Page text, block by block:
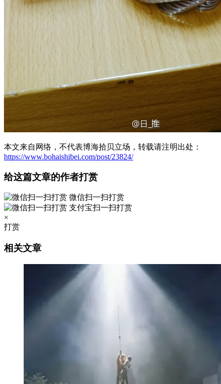
本文来自网络，不代表博海拾贝立场，转载请注明出处：
https://www.bohaishibei.com/post/23824/
给这篇文章的作者打赏
微信扫一扫打赏
支付宝扫一扫打赏
×
打赏
相关文章